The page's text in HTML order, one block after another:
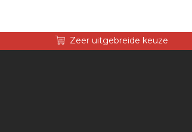
Zeer uitgebreide keuze